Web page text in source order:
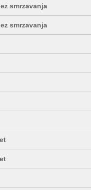
smrzavanja
smrzavanja